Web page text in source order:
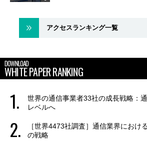
アクセスランキング一覧
DOWNLOAD
WHITE PAPER RANKING
世界の通信事業者33社の成長戦略：
レベルへ
［世界4473社調査］通信業界におけ
の戦略